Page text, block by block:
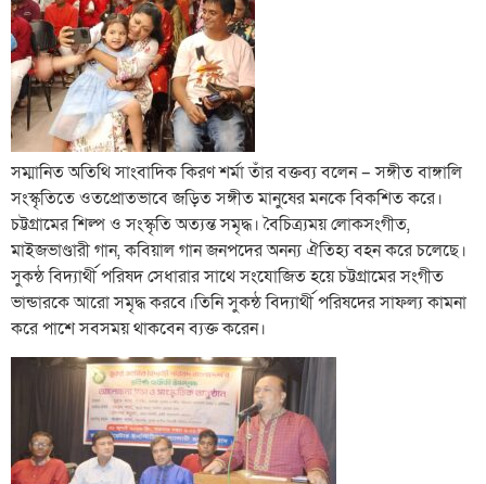
সম্মানিত অতিথি সাংবাদিক কিরণ শর্মা তাঁর বক্তব্য বলেন – সঙ্গীত বাঙ্গালি
সংস্কৃতিতে ওতপ্রোতভাবে জড়িত সঙ্গীত মানুষের মনকে বিকশিত করে।
চট্টগ্রামের শিল্প ও সংস্কৃতি অত্যন্ত সমৃদ্ধ। বৈচিত্র্যময় লোকসংগীত,
মাইজভাণ্ডারী গান, কবিয়াল গান জনপদের অনন্য ঐতিহ্য বহন করে চলেছে।
সুকন্ঠ বিদ্যার্থী পরিষদ সেধারার সাথে সংযোজিত হয়ে চট্টগ্রামের সংগীত
ভান্ডারকে আরো সমৃদ্ধ করবে।তিনি সুকন্ঠ বিদ্যার্থী পরিষদের সাফল্য কামনা
করে পাশে সবসময় থাকবেন ব্যক্ত করেন।